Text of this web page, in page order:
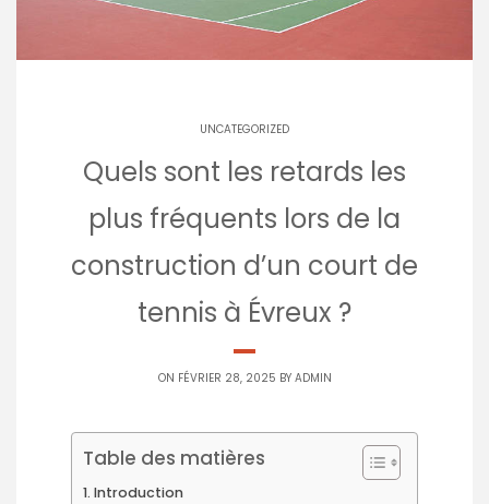
UNCATEGORIZED
Quels sont les retards les
plus fréquents lors de la
construction d’un court de
tennis à Évreux ?
ON FÉVRIER 28, 2025 BY ADMIN
Table des matières
Introduction